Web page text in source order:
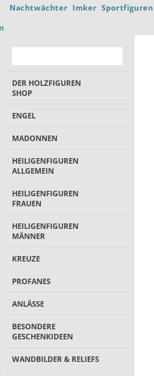
Nachtwächter Imker Sportfiguren
DER HOLZFIGUREN
SHOP
ENGEL
MADONNEN
HEILIGENFIGUREN
ALLGEMEIN
HEILIGENFIGUREN
FRAUEN
HEILIGENFIGUREN
MÄNNER
KREUZE
PROFANES
ANLÄSSE
BESONDERE
GESCHENKIDEEN
WANDBILDER & RELIEFS